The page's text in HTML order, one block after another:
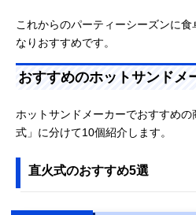
これからのパーティーシーズンに
なりおすすめです。
おすすめのホットサンドメ
ホットサンドメーカーでおすすめ
式」に分けて10個紹介します。
直火式のおすすめ5選